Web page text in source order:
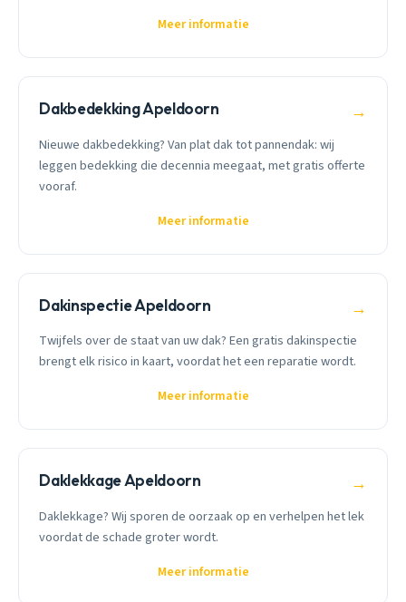
Meer informatie
Dakbedekking Apeldoorn →
Nieuwe dakbedekking? Van plat dak tot pannendak: wij
leggen bedekking die decennia meegaat, met gratis offerte
vooraf.
Meer informatie
Dakinspectie Apeldoorn →
Twijfels over de staat van uw dak? Een gratis dakinspectie
brengt elk risico in kaart, voordat het een reparatie wordt.
Meer informatie
Daklekkage Apeldoorn →
Daklekkage? Wij sporen de oorzaak op en verhelpen het lek
voordat de schade groter wordt.
Meer informatie